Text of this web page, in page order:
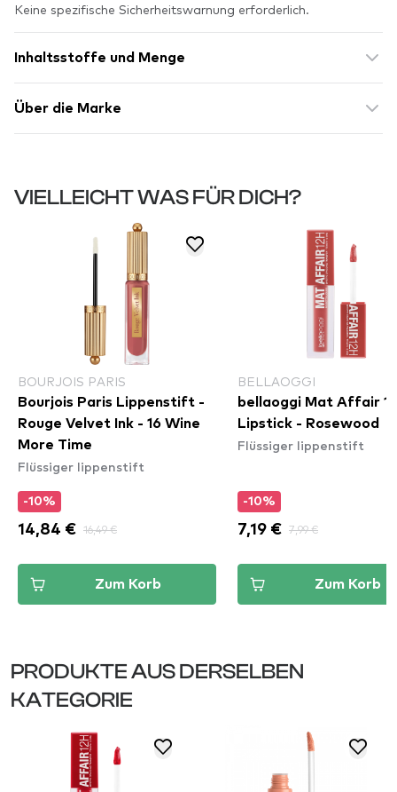
Keine spezifische Sicherheitswarnung erforderlich.
Inhaltsstoffe und Menge
Über die Marke
VIELLEICHT WAS FÜR DICH?
BOURJOIS PARIS
Bourjois Paris Lippenstift -
Rouge Velvet Ink - 16 Wine
More Time
Flüssiger lippenstift
-10%
14,84 € 16,49 €
Zum Korb
BELLAOGGI
bellaoggi Mat Affair
Lipstick - Rosewood
Flüssiger lippenstift
-10%
7,19 € 7,99 €
Zum Korb
PRODUKTE AUS DERSELBEN
KATEGORIE